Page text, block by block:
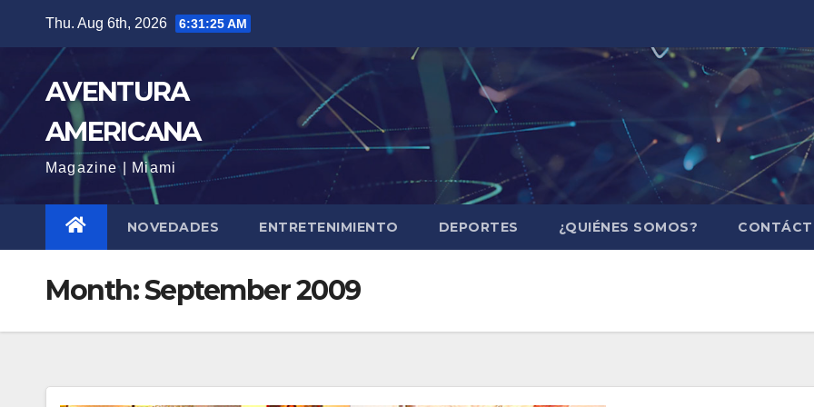
content
Thu. Aug 6th, 2026 6:31:25 AM
AVENTURA
AMERICANA
Magazine | Miami
NOVEDADES ENTRETENIMIENTO DEPORTES ¿QUIÉNES SOMOS?
Month:September 2009